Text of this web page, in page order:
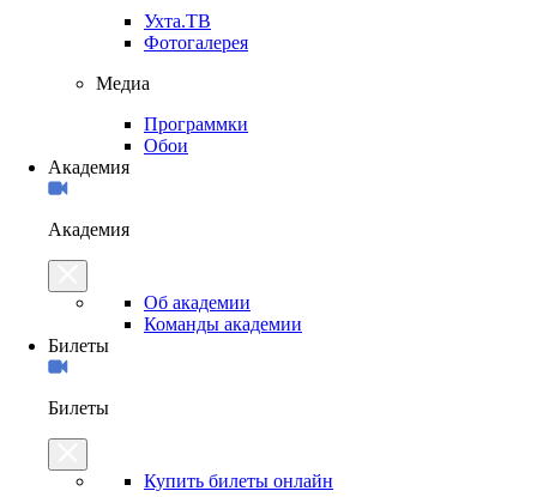
Ухта.ТВ
Фотогалерея
Медиа
Программки
Обои
Академия
Академия
Об академии
Команды академии
Билеты
Билеты
Купить билеты онлайн